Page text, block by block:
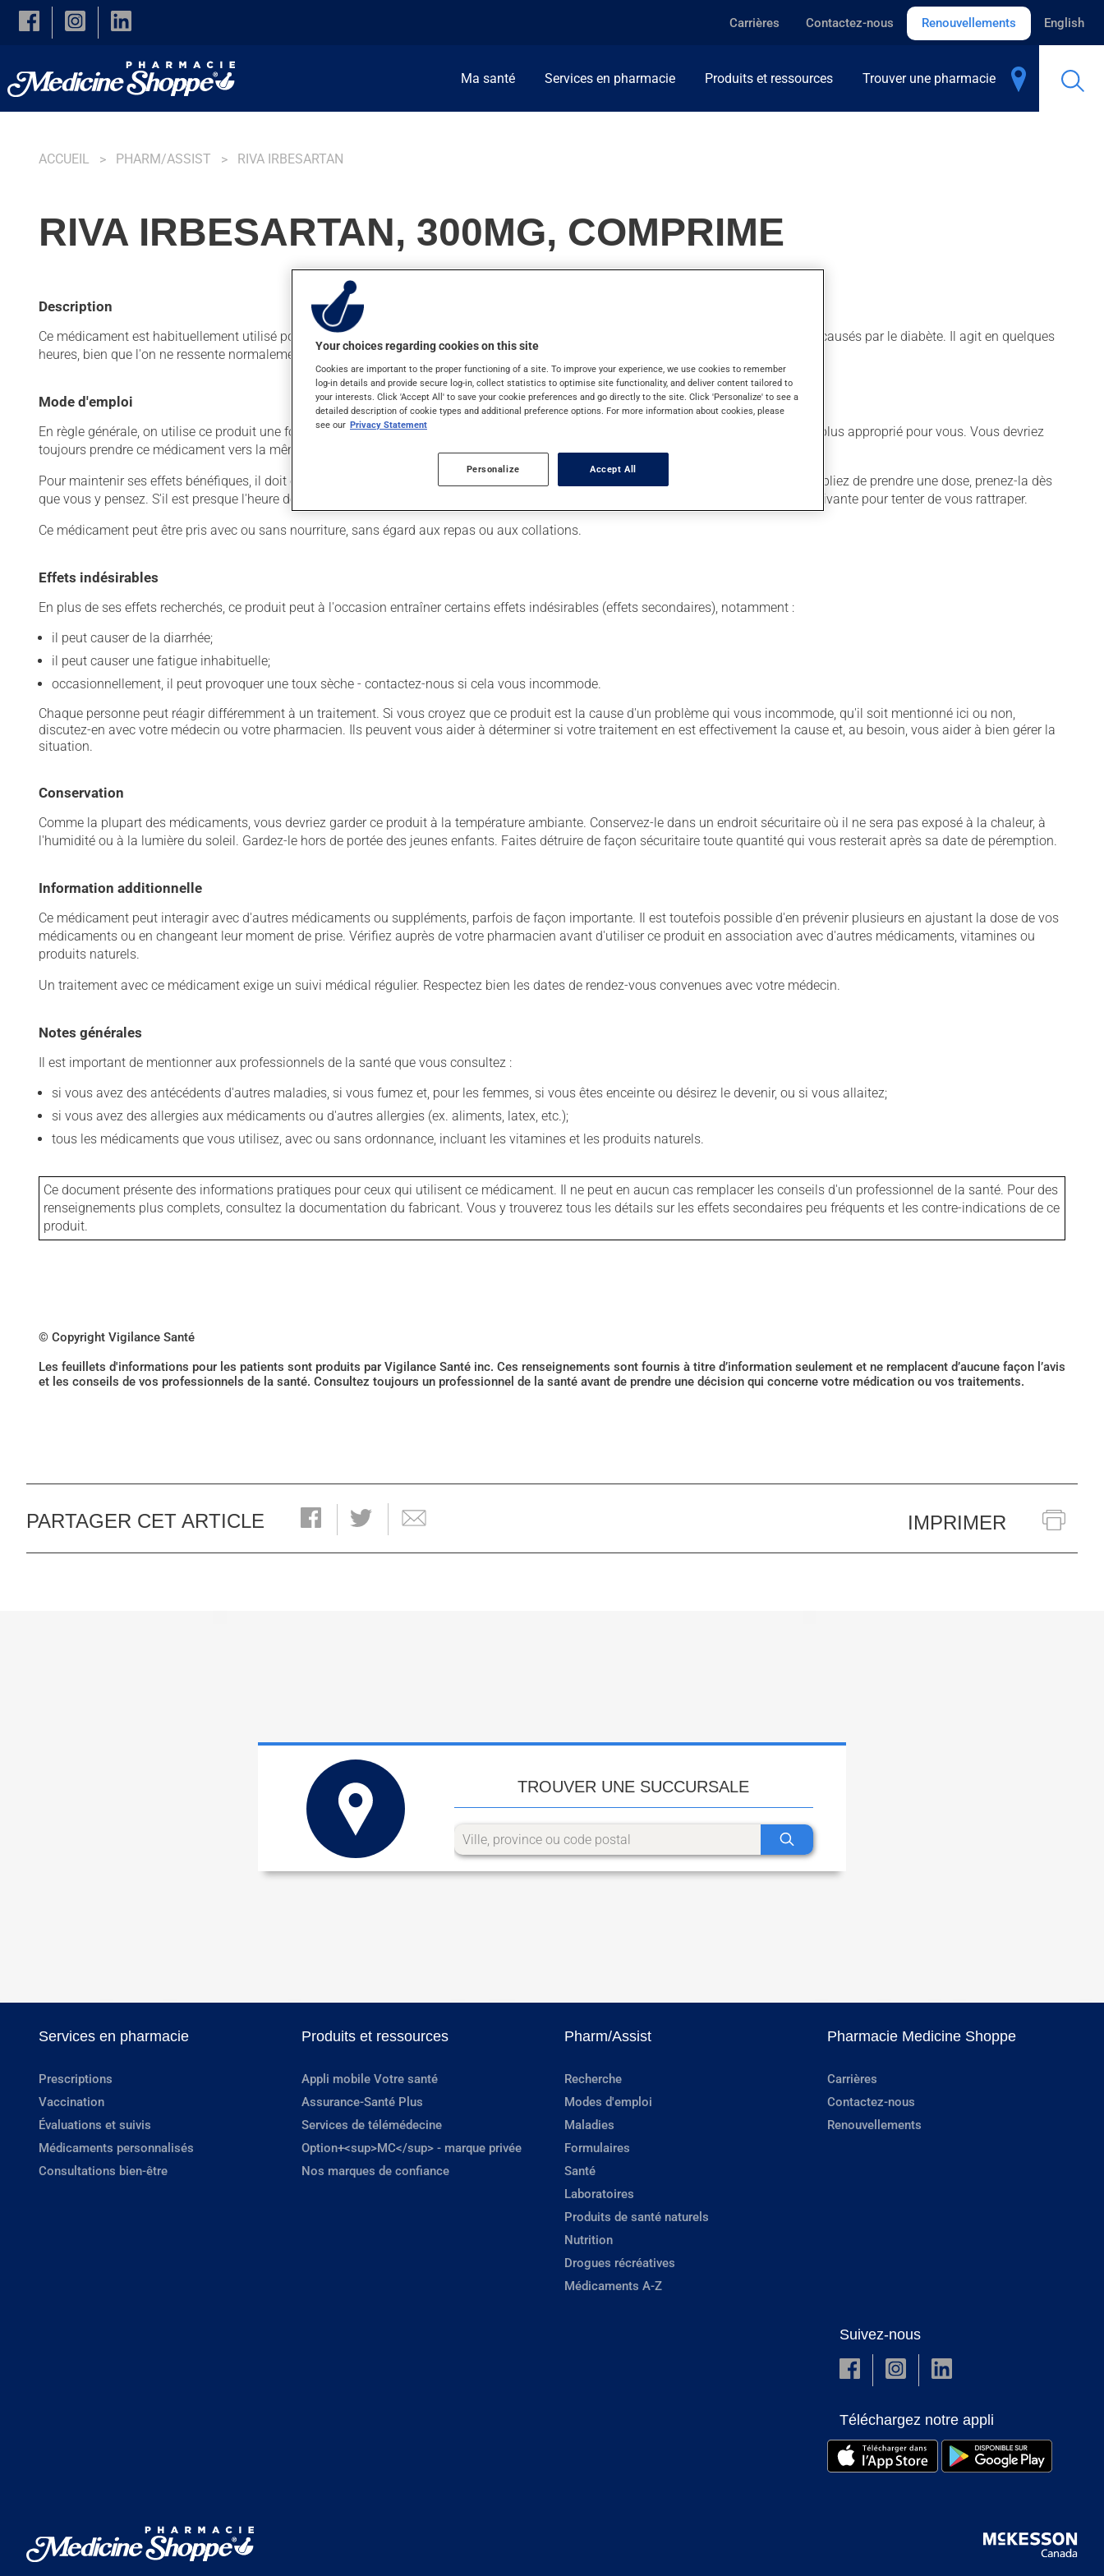
Skip to main content
Carrières Contactez-nous Renouvellements English
Ma santé Services en pharmacie Produits et ressources Trouver une pharmacie
ACCUEIL PHARM/ASSIST RIVA IRBESARTAN
RIVA IRBESARTAN, 300MG, COMPRIME
Description
Ce médicament est habituellement utilisé pour diminuer la tension artérielle. On l'emploie aussi pour la prévention de problèmes rénaux causés par le diabète. Il agit en quelques
heures, bien que l'on ne ressente normalement pas son action.
Mode d'emploi
En règle générale, on utilise ce produit une fois par jour. Il est possible que votre pharmacien vous ait indiqué un horaire différent qui est plus approprié pour vous. Vous devriez
toujours prendre ce médicament vers la même heure, au même moment de la journée.
Pour maintenir ses effets bénéfiques, il doit être utilisé de façon régulière et continue. Assurez-vous de ne jamais en manquer. Si vous oubliez de prendre une dose, prenez-la dès
que vous y pensez. S'il est presque l'heure de votre dose suivante, laissez simplement tomber la dose oubliée. Ne doublez pas la dose suivante pour tenter de vous rattraper.
Ce médicament peut être pris avec ou sans nourriture, sans égard aux repas ou aux collations.
Effets indésirables
En plus de ses effets recherchés, ce produit peut à l'occasion entraîner certains effets indésirables (effets secondaires), notamment :
il peut causer de la diarrhée;
il peut causer une fatigue inhabituelle;
occasionnellement, il peut provoquer une toux sèche - contactez-nous si cela vous incommode.
Chaque personne peut réagir différemment à un traitement. Si vous croyez que ce produit est la cause d'un problème qui vous incommode, qu'il soit mentionné ici ou non,
discutez-en avec votre médecin ou votre pharmacien. Ils peuvent vous aider à déterminer si votre traitement en est effectivement la cause et, au besoin, vous aider à bien gérer la
situation.
Conservation
Comme la plupart des médicaments, vous devriez garder ce produit à la température ambiante. Conservez-le dans un endroit sécuritaire où il ne sera pas exposé à la chaleur, à
l'humidité ou à la lumière du soleil. Gardez-le hors de portée des jeunes enfants. Faites détruire de façon sécuritaire toute quantité qui vous resterait après sa date de péremption.
Information additionnelle
Ce médicament peut interagir avec d'autres médicaments ou suppléments, parfois de façon importante. Il est toutefois possible d'en prévenir plusieurs en ajustant la dose de vos
médicaments ou en changeant leur moment de prise. Vérifiez auprès de votre pharmacien avant d'utiliser ce produit en association avec d'autres médicaments, vitamines ou
produits naturels.
Un traitement avec ce médicament exige un suivi médical régulier. Respectez bien les dates de rendez-vous convenues avec votre médecin.
Notes générales
Il est important de mentionner aux professionnels de la santé que vous consultez :
si vous avez des antécédents d'autres maladies, si vous fumez et, pour les femmes, si vous êtes enceinte ou désirez le devenir, ou si vous allaitez;
si vous avez des allergies aux médicaments ou d'autres allergies (ex. aliments, latex, etc.);
tous les médicaments que vous utilisez, avec ou sans ordonnance, incluant les vitamines et les produits naturels.
Ce document présente des informations pratiques pour ceux qui utilisent ce médicament. Il ne peut en aucun cas remplacer les conseils d'un professionnel de la santé. Pour des
renseignements plus complets, consultez la documentation du fabricant. Vous y trouverez tous les détails sur les effets secondaires peu fréquents et les contre-indications de ce
produit.
© Copyright Vigilance Santé
Les feuillets d'informations pour les patients sont produits par Vigilance Santé inc. Ces renseignements sont fournis à titre d’information seulement et ne remplacent d’aucune façon l’avis
et les conseils de vos professionnels de la santé. Consultez toujours un professionnel de la santé avant de prendre une décision qui concerne votre médication ou vos traitements.
PARTAGER CET ARTICLE IMPRIMER
TROUVER UNE SUCCURSALE
Services en pharmacie
Prescriptions
Vaccination
Évaluations et suivis
Médicaments personnalisés
Consultations bien-être
Produits et ressources
Appli mobile Votre santé
Assurance-Santé Plus
Services de télémédecine
Option+<sup>MC</sup> - marque privée
Nos marques de confiance
Pharm/Assist
Recherche
Modes d'emploi
Maladies
Formulaires
Santé
Laboratoires
Produits de santé naturels
Nutrition
Drogues récréatives
Médicaments A-Z
Pharmacie Medicine Shoppe
Carrières
Contactez-nous
Renouvellements
Suivez-nous
Téléchargez notre appli
Your choices regarding cookies on this site
Cookies are important to the proper functioning of a site. To improve your experience, we use cookies to remember
log-in details and provide secure log-in, collect statistics to optimise site functionality, and deliver content tailored to
your interests. Click 'Accept All' to save your cookie preferences and go directly to the site. Click 'Personalize' to see a
detailed description of cookie types and additional preference options. For more information about cookies, please
see our Privacy Statement
Personalize Accept All